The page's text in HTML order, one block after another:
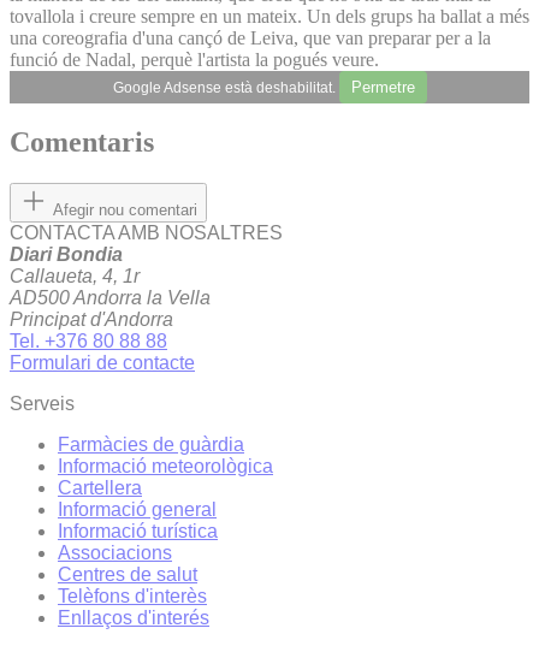
tovallola i creure sempre en un mateix. Un dels grups ha ballat a més
una coreografia d'una cançó de Leiva, que van preparar per a la
funció de Nadal, perquè l'artista la pogués veure.
Google Adsense està deshabilitat. Permetre
Comentaris
Afegir nou comentari
CONTACTA AMB NOSALTRES
Diari Bondia
Callaueta, 4, 1r
AD500 Andorra la Vella
Principat d'Andorra
Tel. +376 80 88 88
Formulari de contacte
Serveis
Farmàcies de guàrdia
Informació meteorològica
Cartellera
Informació general
Informació turística
Associacions
Centres de salut
Telèfons d'interès
Enllaços d'interés